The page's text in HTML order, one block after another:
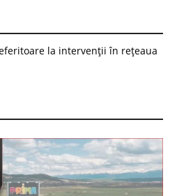
la intervenții în rețeaua